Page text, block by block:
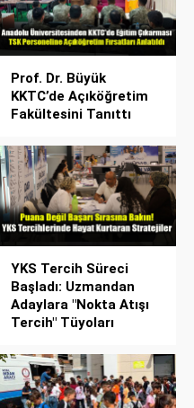
Prof. Dr. Büyük
KKTC’de Açıköğretim
Fakültesini Tanıttı
YKS Tercih Süreci
Başladı: Uzmandan
Adaylara "Nokta Atışı
Tercih" Tüyoları